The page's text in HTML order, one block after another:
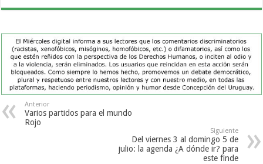
Anterior
Varios partidos para el mundo
Rojo
Siguiente
Del viernes 3 al domingo 5 de
julio: la agenda ¿A dónde ir? para
este finde